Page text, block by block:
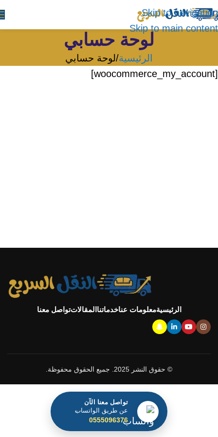
تواصل معنا الآن
عن طريق الواتساب
0555096376
Skip to navigation
Skip to main content
لوحة حسابي
الرئيسية لوحة حسابي
[woocommerce_my_account]
الرئيسيةمعلومات عناخدماتنا المقالاتتواصل معنا
© حقوق النشر 2025. جميع الحقوق محفوظة.